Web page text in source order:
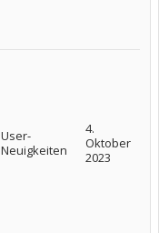
User-
Neuigkeiten
4.
Oktober
2023